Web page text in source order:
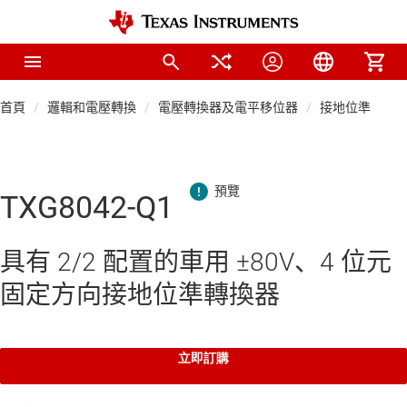
首頁 邏輯和電壓轉換 電壓轉換器及電平移位器 接地位準轉換
TXG8042-Q1
具有 2/2 配置的車用 ±80V、4 位元
固定方向接地位準轉換器
立即訂購